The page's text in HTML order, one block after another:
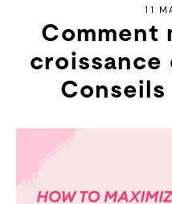
11
Comment
croissance